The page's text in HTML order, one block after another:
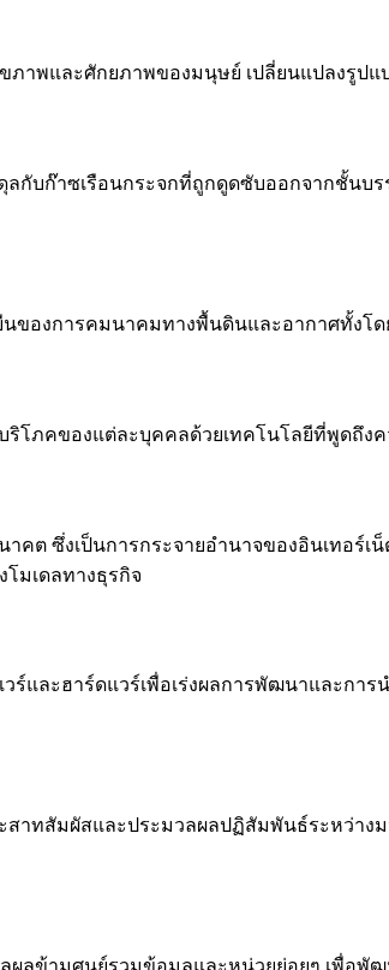
าพและศักยภาพของมนุษย์ เปลี่ยนแปลงรูป
กับก๊าซเรือนกระจกที่ถูกดูดซับออกจากชั้น
นของการคมนาคมทางพื้นดินและอากาศทั้ง
โภคของแต่ละบุคคลด้วยเทคโนโลยีที่พูดถึง
คต ซึ่งเป็นการกระจายอำนาจของอินเทอ
มเดลทางธุรกิจ
วร์และฮาร์ดแวร์เพื่อเร่งผลการพัฒนาและก
าทสัมผัสและประมวลผลปฏิสัมพันธ์ระหว่าง
วลผลข้ามศูนย์รวมข้อมูลและหน่วยย่อยๆ เพื่